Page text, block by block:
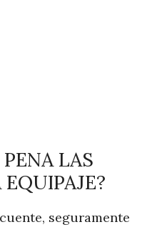
LAS
seguramente